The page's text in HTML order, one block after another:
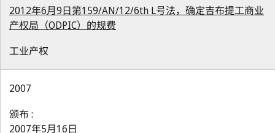
2012年6月9日第159/AN/12/6th L号法，确定吉布提工商业
产权局（ODPIC）的规费
工业产权
2007
颁布 :
2007年5月16日